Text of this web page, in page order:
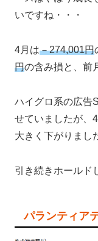
いですね・・・
4月は－274,001円
円の含み損と、前
ハイグロ系の広告
せていましたが、
大きく下がりまし
引き続きホールド
パランティア